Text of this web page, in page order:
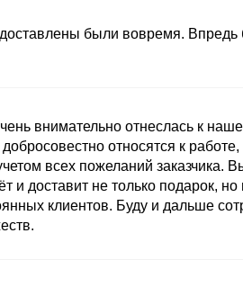
были вовремя. Впредь
внимательно отнеслась к
относятся к
всех пожеланий заказчика.
и доставит не только подарок,
клиентов. Буду и дальше